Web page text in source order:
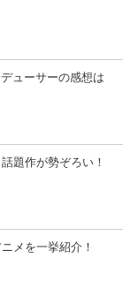
ューサーの感想は
題作が勢ぞろい！
メを一挙紹介！